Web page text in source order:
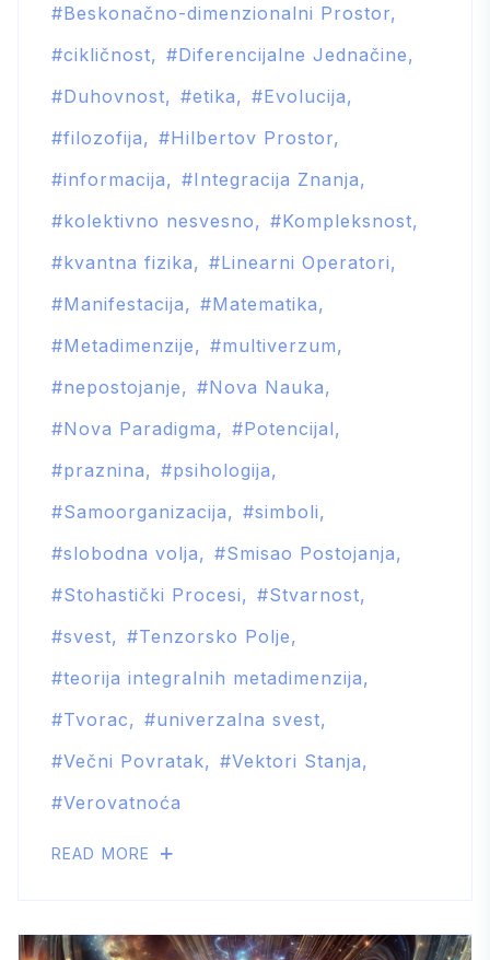
Beskonačno-dimenzionalni Prostor
cikličnost
Diferencijalne Jednačine
Duhovnost
etika
Evolucija
filozofija
Hilbertov Prostor
informacija
Integracija Znanja
kolektivno nesvesno
Kompleksnost
kvantna fizika
Linearni Operatori
Manifestacija
Matematika
Metadimenzije
multiverzum
nepostojanje
Nova Nauka
Nova Paradigma
Potencijal
praznina
psihologija
Samoorganizacija
simboli
slobodna volja
Smisao Postojanja
Stohastički Procesi
Stvarnost
svest
Tenzorsko Polje
teorija integralnih metadimenzija
Tvorac
univerzalna svest
Večni Povratak
Vektori Stanja
Verovatnoća
READ MORE